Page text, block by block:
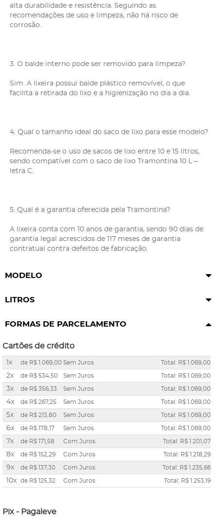
alta durabilidade e resistência. Seguindo as
recomendações de uso e limpeza, não há risco de
corrosão.
3. O balde interno pode ser removido para limpeza?
Sim. A lixeira possui balde plástico removível, o que
facilita a retirada do lixo e a higienização no dia a dia.
4. Qual o tamanho ideal do saco de lixo para esse modelo?
Recomenda-se o uso de sacos de lixo entre 10 e 15 litros,
sendo compatível com o saco de lixo Tramontina 10 L –
letra C.
5. Qual é a garantia oferecida pela Tramontina?
A lixeira conta com 10 anos de garantia, sendo 90 dias de
garantia legal acrescidos de 117 meses de garantia
contratual contra defeitos de fabricação.
MODELO
LITROS
FORMAS DE PARCELAMENTO
Cartões de crédito
1x de R$ 1.069,00 Sem Juros Total: R$ 1.069,00
2x de R$ 534,50 Sem Juros Total: R$ 1.069,00
3x de R$ 356,33 Sem Juros Total: R$ 1.069,00
4x de R$ 267,25 Sem Juros Total: R$ 1.069,00
5x de R$ 213,80 Sem Juros Total: R$ 1.069,00
6x de R$ 178,17 Sem Juros Total: R$ 1.069,00
7x de R$ 171,58 Com Juros Total: R$ 1.201,07
8x de R$ 152,29 Com Juros Total: R$ 1.218,29
9x de R$ 137,30 Com Juros Total: R$ 1.235,66
10x de R$ 125,32 Com Juros Total: R$ 1.253,19
Pix - Pagaleve